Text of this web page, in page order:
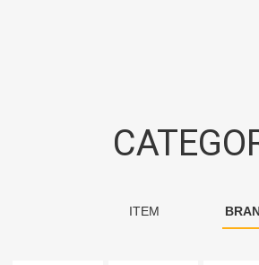
ITEM